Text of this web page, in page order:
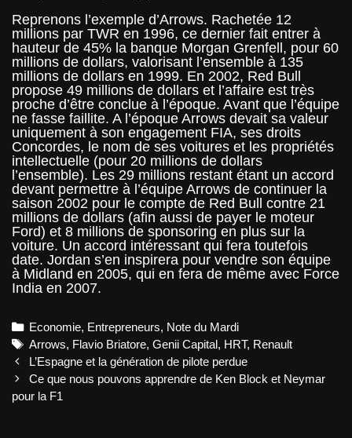
Reprenons l’exemple d’Arrows. Rachetée 12
millions par TWR en 1996, ce dernier fait entrer à
hauteur de 45% la banque Morgan Grenfell, pour 60
millions de dollars, valorisant l’ensemble à 135
millions de dollars en 1999. En 2002, Red Bull
propose 49 millions de dollars et l’affaire est très
proche d’être conclue à l’époque. Avant que l’équipe
ne fasse faillite. A l’époque Arrows devait sa valeur
uniquement à son engagement FIA, ses droits
Concordes, le nom de ses voitures et les propriétés
intellectuelle (pour 20 millions de dollars
l’ensemble). Les 29 millions restant étant un accord
devant permettre à l’équipe Arrows de continuer la
saison 2002 pour le compte de Red Bull contre 21
millions de dollars (afin aussi de payer le moteur
Ford) et 8 millions de sponsoring en plus sur la
voiture. Un accord intéressant qui fera toutefois
date. Jordan s’en inspirera pour vendre son équipe
à Midland en 2005, qui en fera de même avec Force
India en 2007.
Categories
Economie, Entrepreneurs, Note du Mardi
Tags
Arrows, Flavio Briatore,Genii Capital, HRT, Renault
Post
navigation
L’Espagne et la génération de pilote perdue
Ce que nous pouvons apprendre de Ken Block et Neymar
pour la F1